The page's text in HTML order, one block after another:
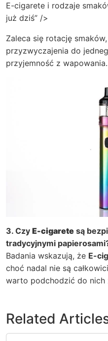
E-cigarete i rodzaje
już dziś” />
Zaleca się rotację
przyzwyczajenia do
przyjemność z wapowania.
3. Czy E-cigarete są
tradycyjnymi
Badania wskazują, że E-
choć nadal nie są
warto podchodzić do nich
Related